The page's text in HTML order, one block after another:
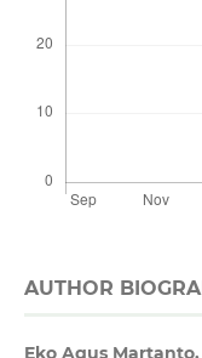
AUTHOR
Eko Agus Martanto,